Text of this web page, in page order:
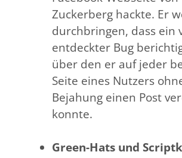
Zuckerberg hackte. Er
durchbringen, dass ein
entdeckter Bug
über den er auf jeder
Seite eines Nutzers
Bejahung einen Post
konnte.
Green-Hats und